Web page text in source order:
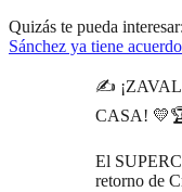
Quizás te pueda interesar:
Sánchez ya tiene
✍️
CASA!
El
retorno de